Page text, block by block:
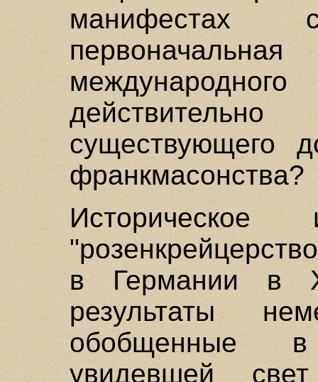
манифестах
существующего
франкмасонства?
Историческое
в Германии в
результаты
обобщенные
увидевшей